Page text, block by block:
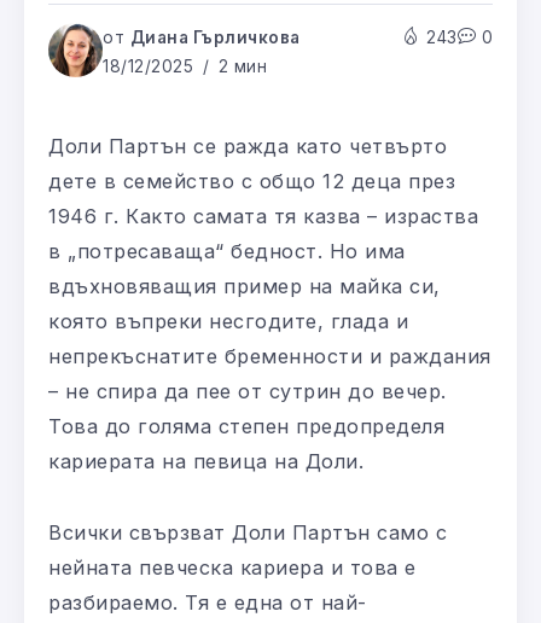
от Диана Гърличкова
18/12/2025
2 мин
243 0
Доли Партън се ражда като четвърто
дете в семейство с общо 12 деца през
1946 г. Както самата тя казва – израства
в „потресаваща“ бедност. Но има
вдъхновяващия пример на майка си,
която въпреки несгодите, глада и
непрекъснатите бременности и раждания
– не спира да пее от сутрин до вечер.
Това до голяма степен предопределя
кариерата на певица на Доли.
Всички свързват Доли Партън само с
нейната певческа кариера и това е
разбираемо. Тя е една от най-